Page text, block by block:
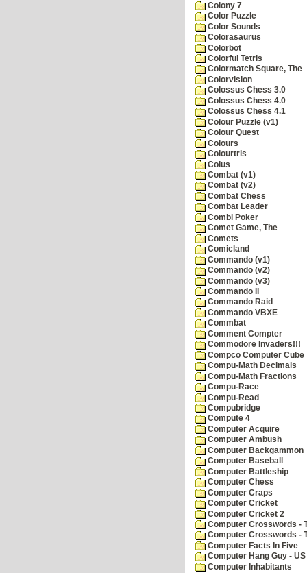
Colony 7
Color Puzzle
Color Sounds
Colorasaurus
Colorbot
Colorful Tetris
Colormatch Square, The
Colorvision
Colossus Chess 3.0
Colossus Chess 4.0
Colossus Chess 4.1
Colour Puzzle (v1)
Colour Quest
Colours
Colourtris
Colus
Combat (v1)
Combat (v2)
Combat Chess
Combat Leader
Combi Poker
Comet Game, The
Comets
Comicland
Commando (v1)
Commando (v2)
Commando (v3)
Commando II
Commando Raid
Commando VBXE
Commbat
Comment Compter
Commodore Invaders!!!
Compco Computer Cube
Compu-Math Decimals
Compu-Math Fractions
Compu-Race
Compu-Read
Compubridge
Compute 4
Computer Acquire
Computer Ambush
Computer Backgammon
Computer Baseball
Computer Battleship
Computer Chess
Computer Craps
Computer Cricket
Computer Cricket 2
Computer Crosswords -
Computer Crosswords -
Computer Facts In Five
Computer Hang Guy -
Computer Inhabitants